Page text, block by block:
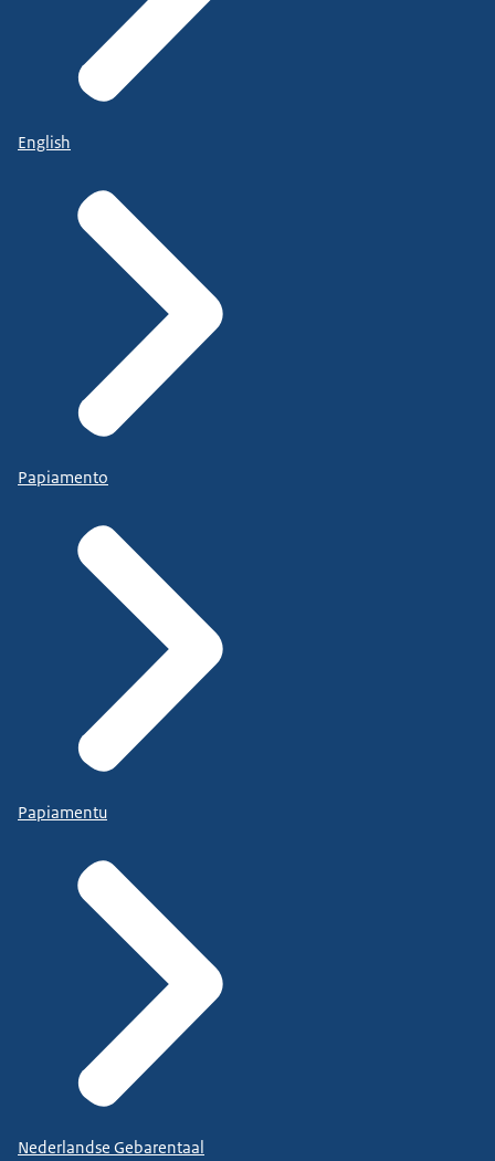
English
Papiamento
Papiamentu
Nederlandse Gebarentaal